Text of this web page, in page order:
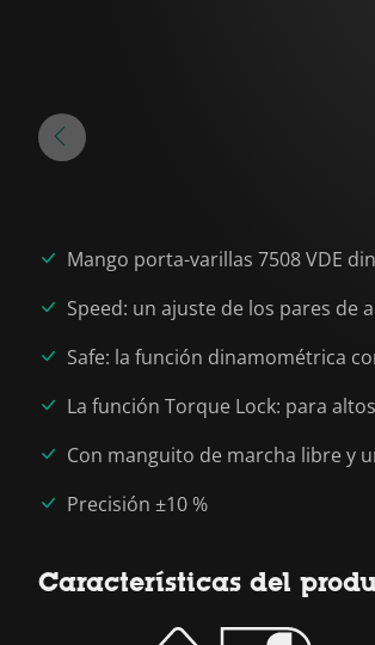
Mango porta-varillas 7508 VDE
Speed: un ajuste de los pares
Safe: la función dinamométrica
La función Torque Lock: para
Con manguito de marcha libre y
Precisión ±10 %
Características del